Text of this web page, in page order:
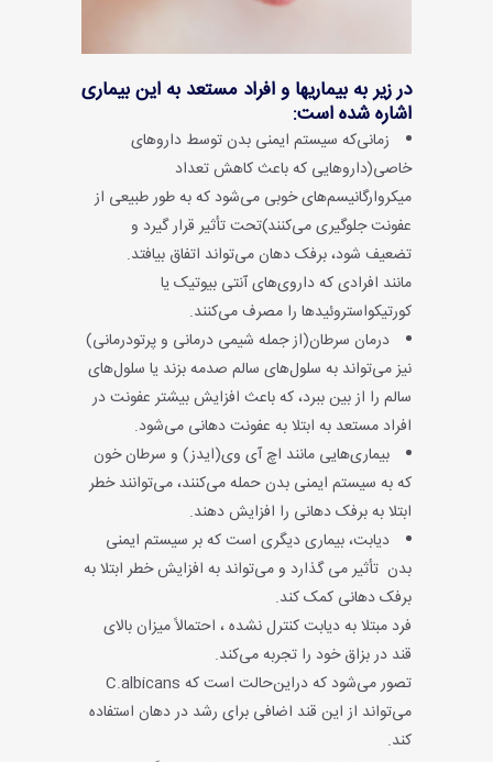
در زیر به بیماریها و افراد مستعد به این بیماری
اشاره شده است:
زمانی‌که سیستم ایمنی بدن توسط داروهای
خاصی(داروهایی که باعث کاهش تعداد
میکروارگانیسم‌های خوبی می‌شود که به طور طبیعی از
عفونت جلوگیری می‌کنند)تحت تأثیر قرار گیرد و
تضعیف شود، برفک دهان می‌تواند اتفاق بیافتد.
مانند افرادی که داروی‌های آنتی بیوتیک یا
کورتیکواستروئیدها را مصرف می‌کنند.
درمان سرطان(از جمله شیمی درمانی و پرتودرمانی)
نیز می‌تواند به سلول‌های سالم صدمه بزند یا سلول‌های
سالم را از بین ببرد، که باعث افزایش بیشتر عفونت در
افراد مستعد به ابتلا به عفونت دهانی می‌شود.
بیماری‌هایی مانند اچ آی وی(ایدز) و سرطان خون
که به سیستم ایمنی بدن حمله می‌کنند، می‌توانند خطر
ابتلا به برفک دهانی را افزایش دهند.
دیابت، بیماری دیگری است که بر سیستم ایمنی
بدن تأثیر می گذارد و می‌تواند به افزایش خطر ابتلا به
برفک دهانی کمک کند.
فرد مبتلا به دیابت کنترل نشده ، احتمالاً میزان بالای
قند در بزاق خود را تجربه می‌کند.
تصور می‌شود که دراین‌حالت است که C.albicans
می‌تواند از این قند اضافی برای رشد در دهان استفاده
کند.